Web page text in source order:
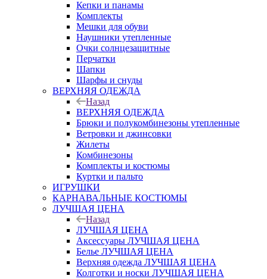
Кепки и панамы
Комплекты
Мешки для обуви
Наушники утепленные
Очки солнцезащитные
Перчатки
Шапки
Шарфы и снуды
ВЕРХНЯЯ ОДЕЖДА
Назад
ВЕРХНЯЯ ОДЕЖДА
Брюки и полукомбинезоны утепленные
Ветровки и джинсовки
Жилеты
Комбинезоны
Комплекты и костюмы
Куртки и пальто
ИГРУШКИ
КАРНАВАЛЬНЫЕ КОСТЮМЫ
ЛУЧШАЯ ЦЕНА
Назад
ЛУЧШАЯ ЦЕНА
Аксессуары ЛУЧШАЯ ЦЕНА
Белье ЛУЧШАЯ ЦЕНА
Верхняя одежда ЛУЧШАЯ ЦЕНА
Колготки и носки ЛУЧШАЯ ЦЕНА